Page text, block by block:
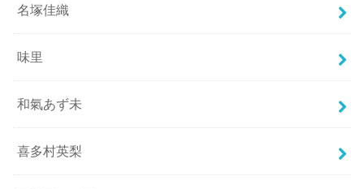
名塚佳織
味里
和氣あず未
喜多村英梨